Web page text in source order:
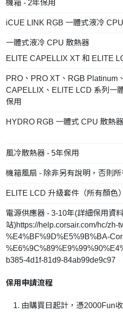
機箱 - 2年保用
iCUE LINK RGB 一體式液冷
一體式液冷 CPU 散熱器
ELITE CAPELLIX XT 和 ELITE
PRO、PRO XT、RGB Platinum
CAPELLIX、ELITE LCD 系列一
保用
HYDRO RGB 一體式 CPU 散熱
風冷散熱器 - 5年保用
機箱風扇 - 除非另有說明，否則
ELITE LCD 升級套件（所有顏色
電源供應器 - 3-10年(詳細保用資
站)https://help.corsair.com/hc/zh-
%E4%BF%9D%E5%9B%BA-
b385-4d1f-81d9-84ab99de9c97
保用申請流程
由購買日起計，憑2000Fun